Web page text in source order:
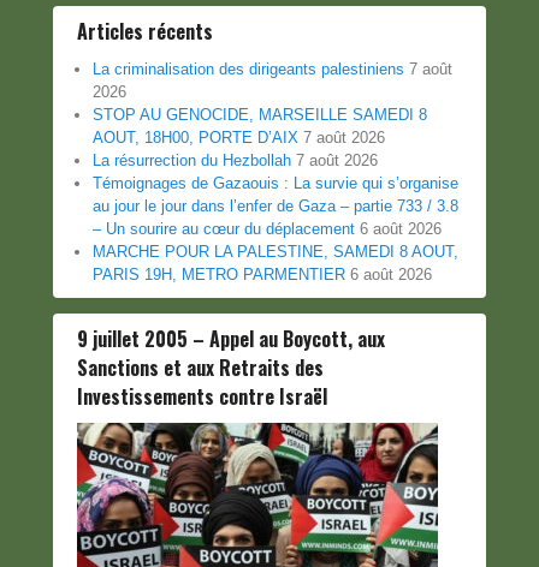
Articles récents
La criminalisation des dirigeants palestiniens 7 août
2026
STOP AU GENOCIDE, MARSEILLE SAMEDI 8
AOUT, 18H00, PORTE D’AIX 7 août 2026
La résurrection du Hezbollah 7 août 2026
Témoignages de Gazaouis : La survie qui s’organise
au jour le jour dans l’enfer de Gaza – partie 733 / 3.8
– Un sourire au cœur du déplacement 6 août 2026
MARCHE POUR LA PALESTINE, SAMEDI 8 AOUT,
PARIS 19H, METRO PARMENTIER 6 août 2026
9 juillet 2005 – Appel au Boycott, aux
Sanctions et aux Retraits des
Investissements contre Israël